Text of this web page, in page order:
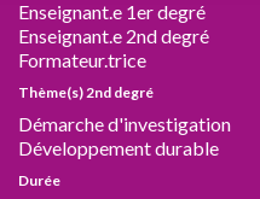
Enseignant.e 1er degré
Enseignant.e 2nd degré
Formateur.trice
Thème(s) 2nd degré
Démarche d'investigation
Développement durable
Durée